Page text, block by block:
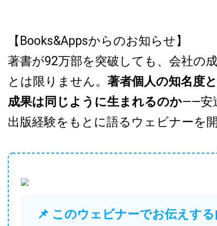
【Books&Appsからのお知らせ】
著書が92万部を突破しても、会社の
とは限りません。 著者個人の知名度
成果は同じように生まれるのか——安
出版経験をもとに語るウェビナーを
📌 このウェビナーでお伝えす